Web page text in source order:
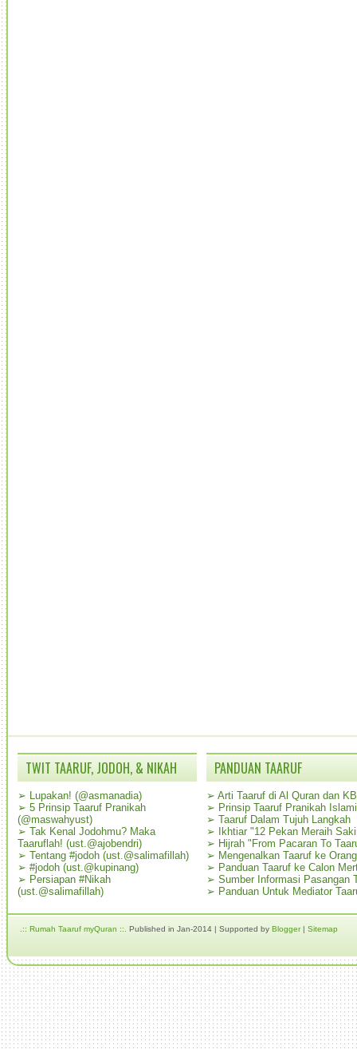
TWIT TAARUF, JODOH, & NIKAH
➢ Lupakan! (@asmanadia)
➢ 5 Prinsip Taaruf Pranikah
(@maswahyust)
➢ Tak Kenal Jodohmu? Maka
Taaruflah! (ust.@ajobendri)
➢ Tentang #jodoh (ust.@salimafillah)
➢ #jodoh (ust.@kupinang)
➢ Persiapan #Nikah
(ust.@salimafillah)
PANDUAN TAARUF
➢ Arti Taaruf di Al Quran dan
➢ Prinsip Taaruf Pranikah Islami
➢ Taaruf Dalam Tujuh Langkah
➢
Ikhtiar "12 Pekan Meraih
➢ Hijrah "From Pacaran To
➢ Mengenalkan Taaruf ke
➢ Panduan Taaruf ke Calon
➢ Sumber Informasi Pasangan
➢ Panduan Untuk Mediator
.:: Rumah Taaruf myQuran ::. Published in Jan-2014 | Supported by Blogger| Sitemap